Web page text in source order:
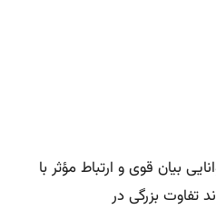
بیان قوی و ارتباط مؤثر با
بزرگی در